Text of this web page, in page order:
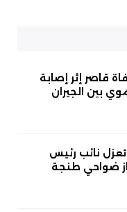
قاصر إثر إصابة
بين الجيران
تعزل نائب رئيس
ضواحي طنجة